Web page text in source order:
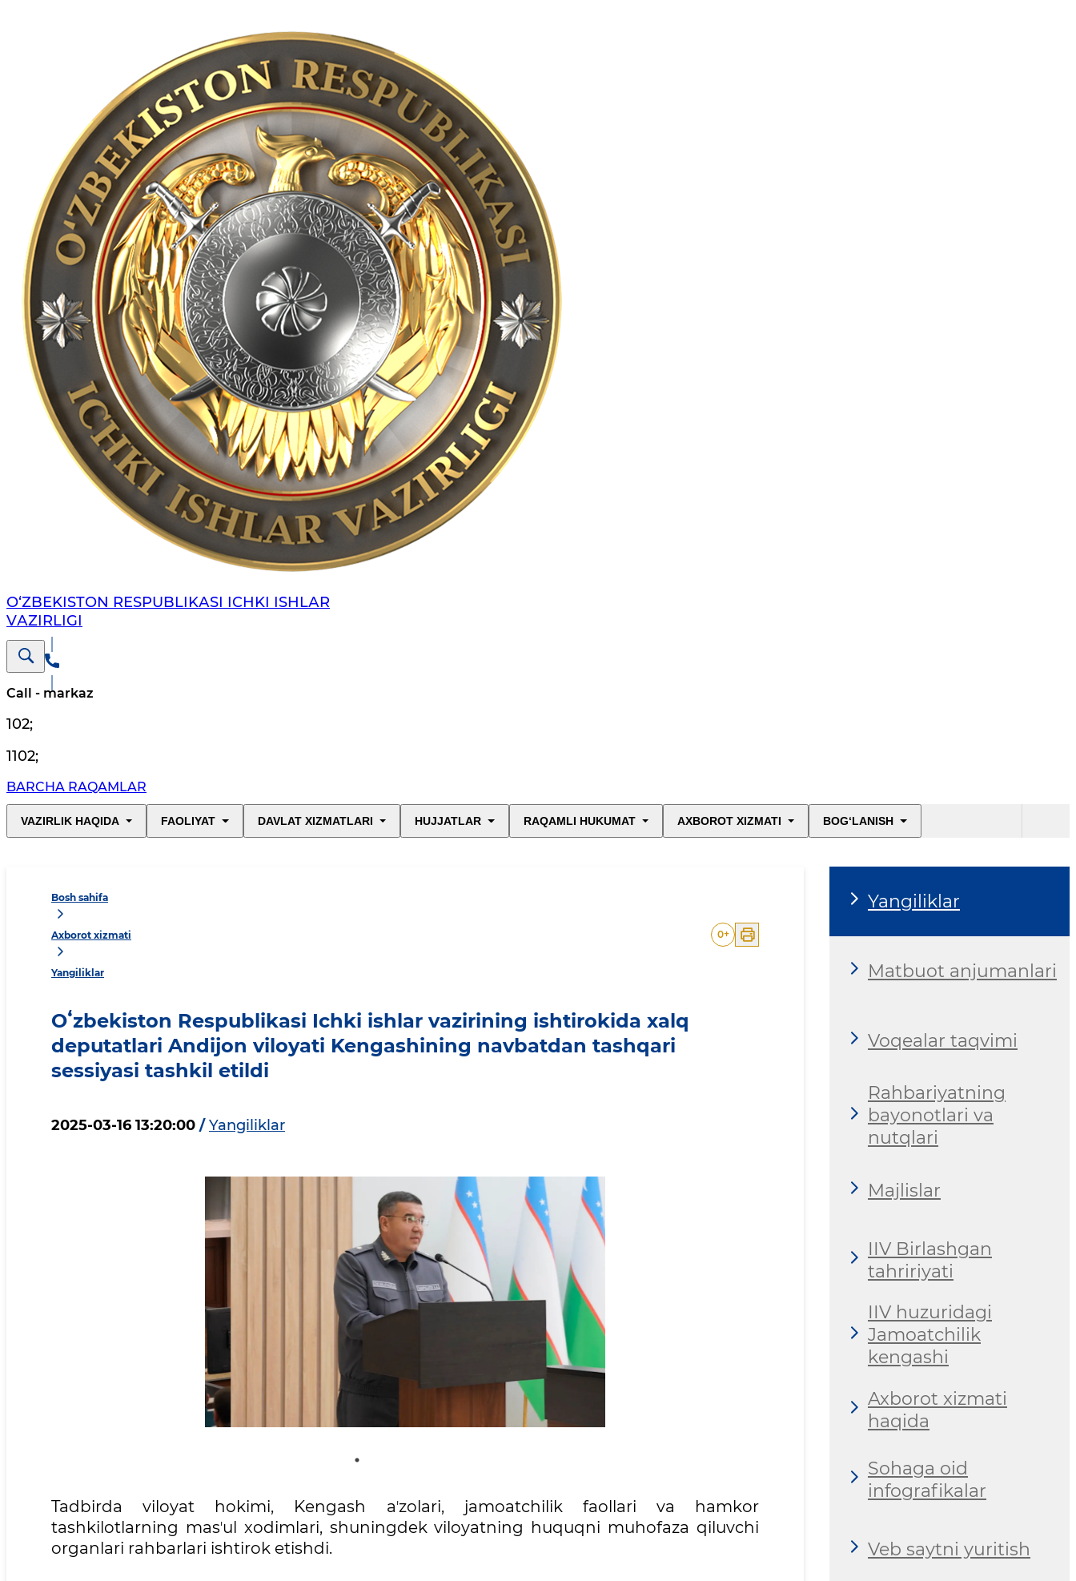
O‘ZBЕKISTON RЕSPUBLIKАSI ICHKI ISHLАR
VАZIRLIGI
Call - markaz
102;
1102;
BARCHA RAQAMLAR
VAZIRLIK HAQIDA FAOLIYAT DAVLAT XIZMATLARI HUJJATLAR RAQAMLI HUKUMAT AXBOROT XIZMATI BOG‘LANISH
Bosh sahifa
Axborot xizmati
Yangiliklar
0+
Oʻzbekiston Respublikasi Ichki ishlar vazirining ishtirokida xalq
deputatlari Andijon viloyati Kengashining navbatdan tashqari
sessiyasi tashkil etildi
2025-03-16 13:20:00 / Yangiliklar
Tadbirda viloyat hokimi, Kengash aʼzolari, jamoatchilik faollari va hamkor
tashkilotlarning masʼul xodimlari, shuningdek viloyatning huquqni muhofaza qiluvchi
organlari rahbarlari ishtirok etishdi.
Yangiliklar
Matbuot anjumanlari
Voqealar taqvimi
Rahbariyatning
bayonotlari va
nutqlari
Majlislar
IIV Birlashgan
tahririyati
IIV huzuridagi
Jamoatchilik
kengashi
Axborot xizmati
haqida
Sohaga oid
infografikalar
Veb saytni yuritish